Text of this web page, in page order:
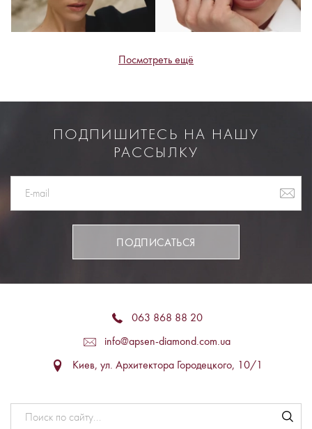
Посмотреть ещё
ПОДПИШИТЕСЬ НА НАШУ
РАССЫЛКУ
ПОДПИСАТЬСЯ
063 868 88 20
info@apsen-diamond.com.ua
Киев, ул. Архитектора Городецкого, 10/1